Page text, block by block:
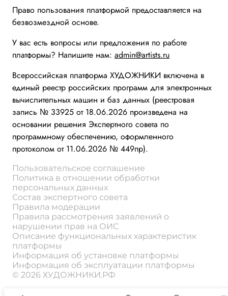
Право пользования платформой предоставляется на
безвозмездной основе.
У вас есть вопросы или предложения по работе
платформы? Напишите нам: admin@artists.ru
Всероссийская платформа ХУДОЖНИКИ включена в
единый реестр российских программ для электронных
вычислительных машин и баз данных (реестровая
запись № 33925 от 18.06.2026 произведена на
основании решения Экспертного совета по
программному обеспечению, оформленного
протоколом от 11.06.2026 № 449пр).
Пользовательское соглашение
Политика в отношении обработки
персональных данных
Состав экспертного совета
Правила модерации
Правила рассмотрения заявлений о
нарушении прав на ОИС
Описание функциональных характеристик
платформы
Информация об установке платформы
Информация об эксплуатации платформы
© 2026 ХУДОЖНИКИ.РФ